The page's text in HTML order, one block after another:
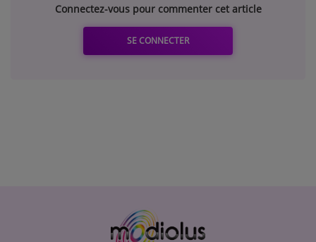
Connectez-vous pour commenter cet article
SE CONNECTER